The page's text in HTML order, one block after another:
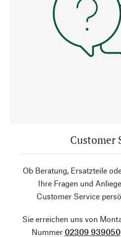
Customer
Ob Beratung, Ersatzteile
Ihre Fragen und
Customer Service
Sie erreichen uns von
Nummer 02309 939050